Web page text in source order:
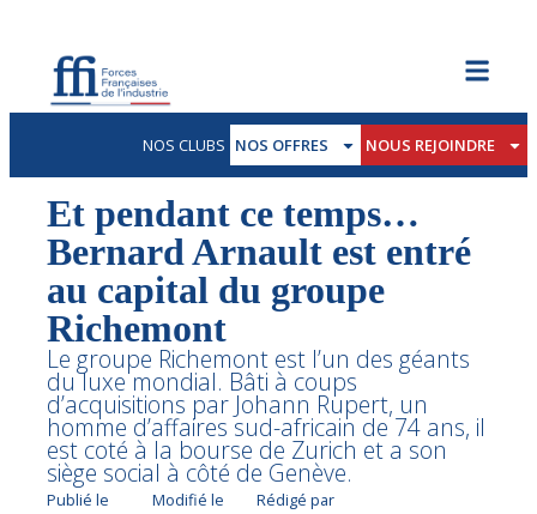
NOS CLUBS NOS OFFRES NOUS REJOINDRE
Et pendant ce temps…
Bernard Arnault est entré
au capital du groupe
Richemont
Le groupe Richemont est l’un des géants
du luxe mondial. Bâti à coups
d’acquisitions par Johann Rupert, un
homme d’affaires sud-africain de 74 ans, il
est coté à la bourse de Zurich et a son
siège social à côté de Genève.
Publié le Modifié le Rédigé par